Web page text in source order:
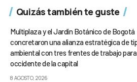
Quizás también te guste
Multiplaza y el Jardín Botánico de Bogotá
concretaron una alianza estratégica de
ambiental con tres frentes de trabajo
occidente de la capital
8 AGOSTO, 2026